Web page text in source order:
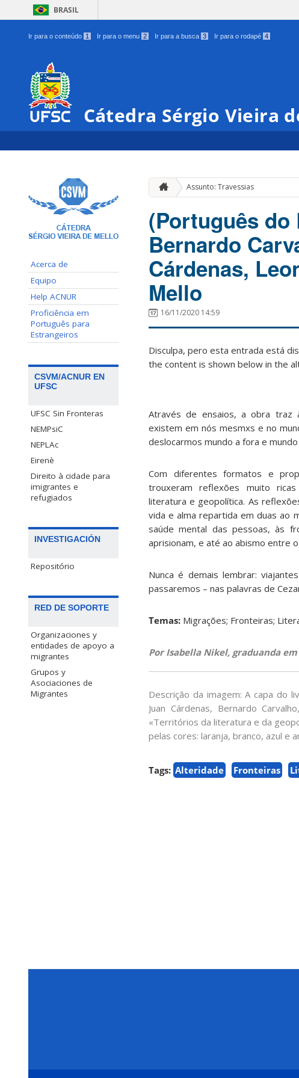
BRASIL
Ir para o conteúdo 1 Ir para o menu 2 Ir para a busca 3 Ir para o rodapé 4
Cátedra Sérgio Vieira
Acerca de
Equipo
Help ACNUR
Proficiência em
Português para
Estrangeiros
CSVM/ACNUR EN
UFSC
UFSC Sin Fronteras
NEMPsiC
NEPLAc
Eirenè
Direito à cidade para
imigrantes e
refugiados
INVESTIGACIÓN
Repositório
RED DE SOPORTE
Organizaciones y
entidades de apoyo a
migrantes
Grupos y
Asociaciones de
Migrantes
Assunto: Travessias
(Português
Bernardo
Cárdenas,
Mello
16/11/2020 14:59
Disculpa, pero esta entrada está
the content is shown below in the
Através de ensaios, a obra
existem em nós mesmxs e no
deslocarmos mundo a fora e
Com diferentes formatos e
trouxeram reflexões muito
literatura e geopolítica. As
vida e alma repartida em duas ao
saúde mental das pessoas, às
aprisionam, e até ao abismo entre
Nunca é demais lembrar:
passaremos – nas palavras de
Temas: Migrações; Fronteiras;
Por Isabella Nikel, graduanda
Descrição da imagem: A capa do
Juan Cárdenas, Bernardo
«Territórios da literatura e da
pelas cores: laranja, branco, azul e
Tags: Alteridade Fronteiras